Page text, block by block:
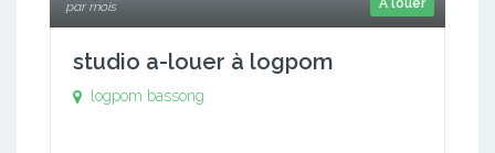
A louer
par mois
studio a-louer à logpom
logpom bassong